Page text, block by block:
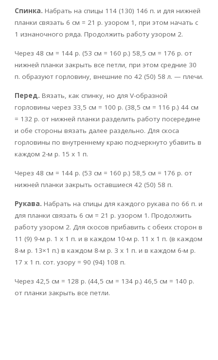
Спинка. Набрать на спицы 114 (130) 146 п. и для нижней
планки связать 6 см = 21 р. узором 1, при этом начать с
1 изнаночного ряда. Продолжить работу узором 2.
Через 48 см = 144 р. (53 см = 160 р.) 58,5 см = 176 р. от
нижней планки закрыть все петли, при этом средние 30
п. образуют горловину, внешние по 42 (50) 58 л. — плечи.
Перед. Вязать, как спинку, но для V-образной
горловины через 33,5 см = 100 р. (38,5 см = 116 р.) 44 см
= 132 р. от нижней планки разделить работу посередине
и обе стороны вязать далее раздельно. Для скоса
горловины по внутреннему краю подчеркнуто убавить в
каждом 2-м р. 15 х 1 п.
Через 48 см = 144 р. (53 см = 160 р.) 58,5 см = 176 р. от
нижней планки закрыть оставшиеся 42 (50) 58 п.
Рукава. Набрать на спицы для каждого рукава по 66 п. и
для планки связать 6 см = 21 р. узором 1. Продолжить
работу узором 2. Для скосов прибавить с обеих сторон в
11 (9) 9-м р. 1 х 1 п. и в каждом 10-м р. 11 х 1 п. (в каждом
8-м р. 13×1 п.) в каждом 8-м р. 3 x 1 п. и в каждом 6-м р.
17 х 1 п. сот. узору = 90 (94) 108 п.
Через 42,5 см = 128 р. (44,5 см = 134 р.) 46,5 см = 140 р.
от планки закрыть все петли.